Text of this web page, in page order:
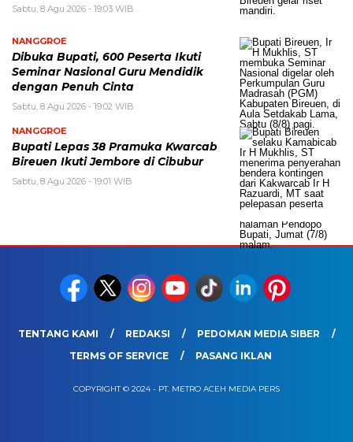
Sabtu, 8 Agu 2026 - 19:03 WIB
NANGGROE
Dibuka Bupati, 600 Peserta Ikuti
Seminar Nasional Guru Mendidik
dengan Penuh Cinta
Sabtu, 8 Agu 2026 - 19:02 WIB
NANGGROE
Bupati Lepas 38 Pramuka Kwarcab
Bireuen Ikuti Jembore di Cibubur
Sabtu, 8 Agu 2026 - 19:01 WIB
TENTANG KAMI REDAKSI
PEDOMAN MEDIA SIBER
TERMS OF SERVICE
PASANG IKLAN
COPYRIGHT © 2024 - PT. METRO ACEH MEDIA PERS